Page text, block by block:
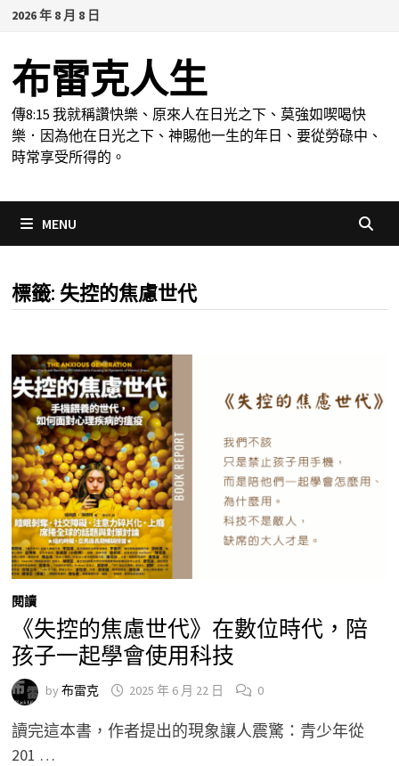
Skip
content
2026 年 8 月 8 日
布雷克人生
傳8:15 我就稱讚快樂、原來人在日光之下、莫強如喫喝快
樂．因為他在日光之下、神賜他一生的年日、要從勞碌中、
時常享受所得的。
MENU
標籤: 失控的焦慮世代
閱讀
《失控的焦慮世代》在數位時代，陪
孩子一起學會使用科技
by 布雷克 2025 年 6 月 22 日 0
讀完這本書，作者提出的現象讓人震驚：青少年從
201 …